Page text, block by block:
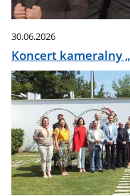
30.06.2026
Koncert kameralny